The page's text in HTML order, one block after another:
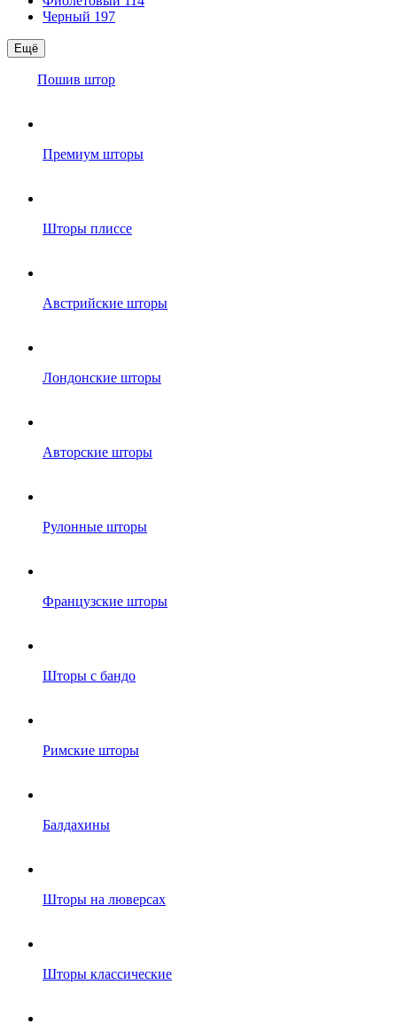
Черный 197
Ещё
Пошив штор
Премиум шторы
Шторы плиссе
Австрийские шторы
Лондонские шторы
Авторские шторы
Рулонные шторы
Французские шторы
Шторы с бандо
Римские шторы
Балдахины
Шторы на люверсах
Шторы классические